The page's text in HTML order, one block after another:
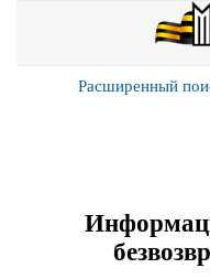
Расширенный